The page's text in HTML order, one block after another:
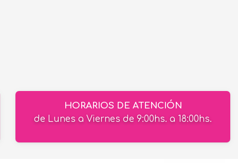
HORARIOS DE ATENCIÓN
de Lunes a Viernes de 9:00hs. a 18:00hs.